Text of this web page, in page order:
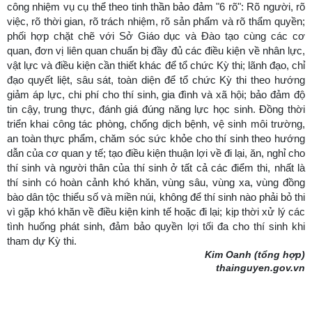
công nhiệm vụ cụ thể theo tinh thần bảo đảm "6 rõ": Rõ người, rõ
việc, rõ thời gian, rõ trách nhiệm, rõ sản phẩm và rõ thẩm quyền;
phối hợp chặt chẽ với Sở Giáo dục và Đào tạo cùng các cơ
quan, đơn vị liên quan chuẩn bị đầy đủ các điều kiện về nhân lực,
vật lực và điều kiện cần thiết khác để tổ chức Kỳ thi; lãnh đạo, chỉ
đạo quyết liệt, sâu sát, toàn diện để tổ chức Kỳ thi theo hướng
giảm áp lực, chi phí cho thí sinh, gia đình và xã hội; bảo đảm độ
tin cậy, trung thực, đánh giá đúng năng lực học sinh. Đồng thời
triển khai công tác phòng, chống dịch bệnh, vệ sinh môi trường,
an toàn thực phẩm, chăm sóc sức khỏe cho thí sinh theo hướng
dẫn của cơ quan y tế; tạo điều kiện thuận lợi về đi lại, ăn, nghỉ cho
thí sinh và người thân của thí sinh ở tất cả các điểm thi, nhất là
thí sinh có hoàn cảnh khó khăn, vùng sâu, vùng xa, vùng đồng
bào dân tộc thiểu số và miền núi, không để thí sinh nào phải bỏ thi
vì gặp khó khăn về điều kiện kinh tế hoặc đi lại; kịp thời xử lý các
tình huống phát sinh, đảm bảo quyền lợi tối đa cho thí sinh khi
tham dự Kỳ thi.
Kim Oanh (tổng hợp)
thainguyen.gov.vn